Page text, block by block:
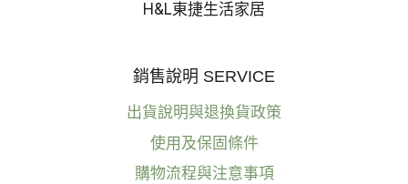
H&L東捷生活家居
銷售說明 SERVICE
出貨說明與退換貨政策
使用及保固條件
購物流程與注意事項